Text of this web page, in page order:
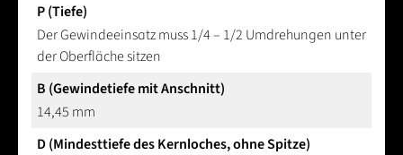
P (Tiefe)
Der Gewindeeinsatz muss 1/4 – 1/2 Umdrehungen unter
der Oberfläche sitzen
B (Gewindetiefe mit Anschnitt)
14,45 mm
D (Mindesttiefe des Kernloches, ohne Spitze)